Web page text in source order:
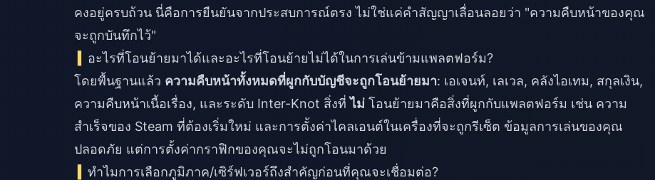
คงอยู่ครบถ้วน นี่คือการยืนยันจากประสบการณ์ตรง ไม่ใช่แค่คำสัญญาเลื่อนลอยว่า "ความคืบหน้าของคุณ
จะถูกบันทึกไว้"
อะไรที่โอนย้ายมาได้และอะไรที่โอนย้ายไม่ได้ในการเล่นข้ามแพลตฟอร์ม?
โดยพื้นฐานแล้ว ความคืบหน้าทั้งหมดที่ผูกกับบัญชีจะถูกโอนย้ายมา: เอเจนท์, เลเวล, คลังไอเทม, สกุลเงิน,
ความคืบหน้าเนื้อเรื่อง, และระดับ Inter-Knot สิ่งที่ไม่ โอนย้ายมาคือสิ่งที่ผูกกับแพลตฟอร์ม เช่น ความ
สำเร็จของ Steam ที่ต้องเริ่มใหม่ และการตั้งค่าไคลเอนต์ในเครื่องที่จะถูกรีเซ็ต ข้อมูลการเล่นของคุณ
ปลอดภัย แต่การตั้งค่ากราฟิกของคุณจะไม่ถูกโอนมาด้วย
ทำไมการเลือกภูมิภาค/เซิร์ฟเวอร์ถึงสำคัญก่อนที่คุณจะเชื่อมต่อ?